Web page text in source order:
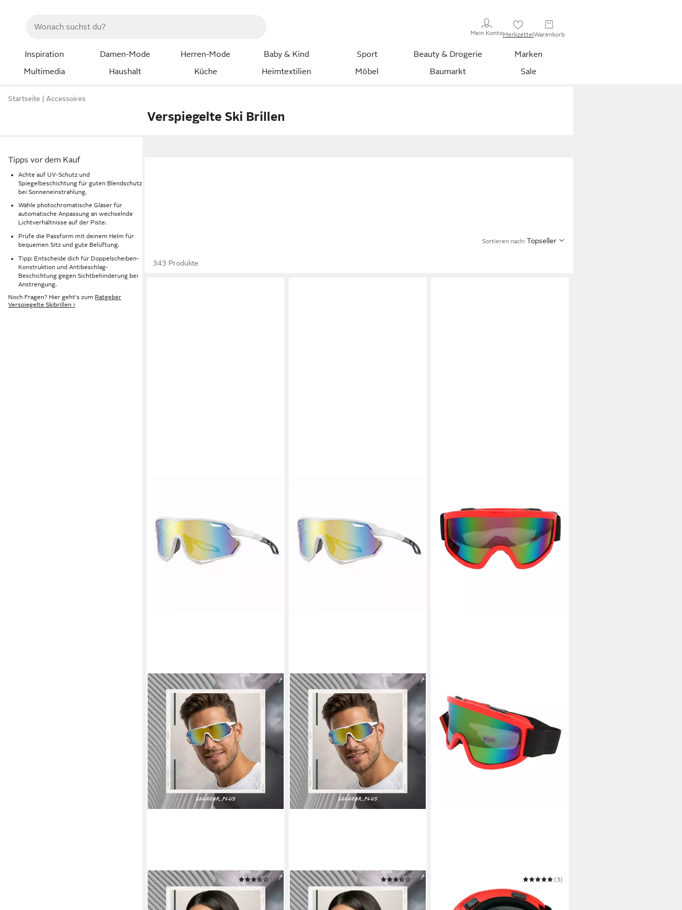
Mein KontoMerkzettelWarenkorb
Inspiration Damen-Mode Herren-Mode Baby & Kind Sport Beauty & Drogerie
Marken
Multimedia
Haushalt Küche Heimtextilien Möbel Baumarkt Sale
Startseite Accessoires
Verspiegelte Ski Brillen
Tipps vor dem Kauf
Achte auf UV-Schutz und
Spiegelbeschichtung für guten Blendschutz
bei Sonneneinstrahlung.
Wähle photochromatische Gläser für
automatische Anpassung an wechselnde
Lichtverhältnisse auf der Piste.
Prüfe die Passform mit deinem Helm für
bequemen Sitz und gute Belüftung.
Tipp: Entscheide dich für Doppelscheiben-
Konstruktion und Antibeschlag-
Beschichtung gegen Sichtbehinderung bei
Anstrengung.
Noch Fragen? Hier geht's zum Ratgeber
Verspiegelte Skibrillen ›
Sortieren nach: Topseller
343 Produkte
SALAZAR.PLUS
Fahrradbrille Sportbrille schnelle
Sonnenbrille Radbrille Skibrille
(6)
SALAZAR.PLUS
Fahrradbrille Sportbrille schnelle
Sonnenbrille Radbrille Skibrille
(6) (3)
28,95 €